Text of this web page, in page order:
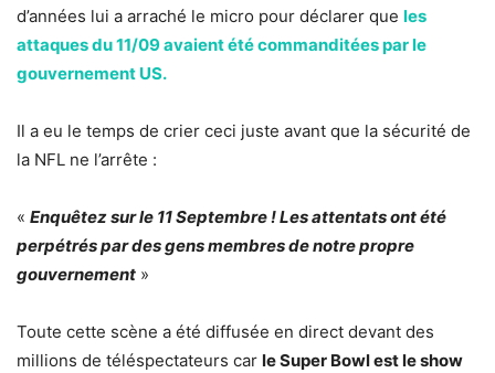
d’années lui a arraché le micro pour déclarer que les
attaques du 11/09 avaient été commanditées par le
gouvernement US.
Il a eu le temps de crier ceci juste avant que la sécurité de
la NFL ne l’arrête :
« Enquêtez sur le 11 Septembre ! Les attentats ont été
perpétrés par des gens membres de notre propre
gouvernement »
Toute cette scène a été diffusée en direct devant des
millions de téléspectateurs car le Super Bowl est le show